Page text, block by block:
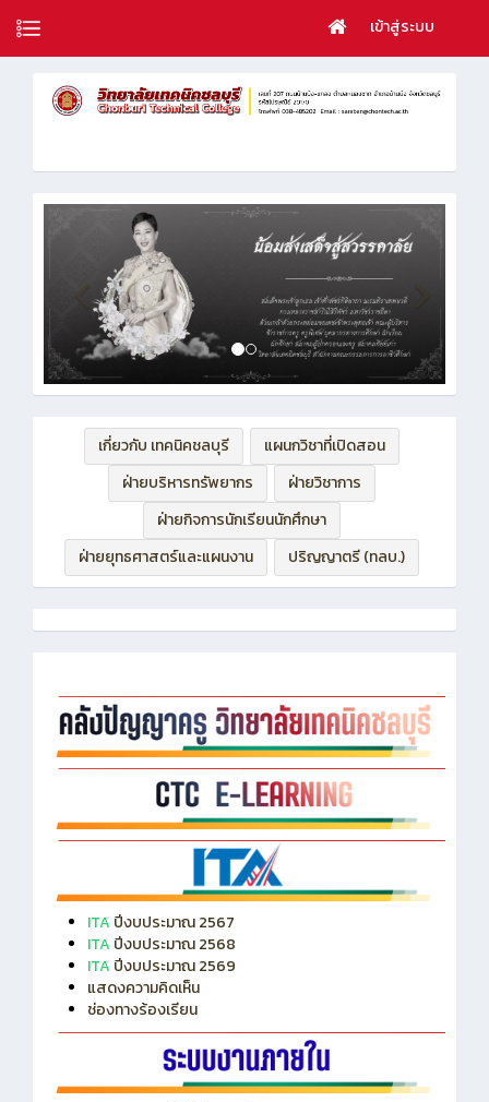
เข้าสู่ระบบ
เกี่ยวกับ เทคนิคชลบุรี
แผนกวิชาที่เปิดสอน
ฝ่ายบริหารทรัพยากร
ฝ่ายวิชาการ
ฝ่ายกิจการนักเรียนนักศึกษา
ฝ่ายยุทธศาสตร์และแผนงาน
ปริญญาตรี (ทลบ.)
ITA ปีงบประมาณ 2567
ITA ปีงบประมาณ 2568
ITA ปีงบประมาณ 2569
แสดงความคิดเห็น
ช่องทางร้องเรียน